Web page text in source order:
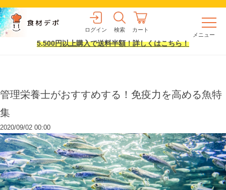
ログイン 検索
カート
メニュー
5,500円以上購入で送料半額！詳しくはこちら！
管理栄養士がおすすめする！免疫力を高める魚特
集
2020/09/02 00:00